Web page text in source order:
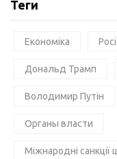
Теги
Економіка
Дональд Трамп
Володимир Путін
Органы власти
Міжнародні